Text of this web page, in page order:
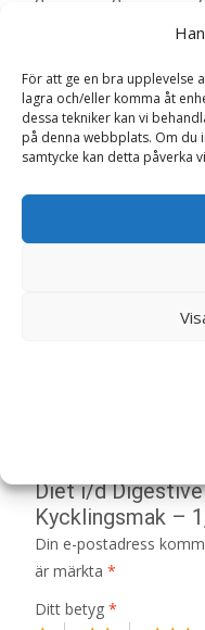
För att ge en bra upplevelse
lagra och/eller komma åt
dessa tekniker kan vi
på denna webbplats. Om du
samtycke kan detta påverka
LÄS MERA & KÖP
Artikelnr:13201
Mage och Tarm,
Diet i/d
Kycklingsmak –
Din e-postadress
är märkta *
Ditt betyg *